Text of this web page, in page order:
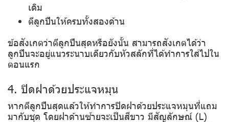
เดิม
ตีลูกปืนให้ครบทั้งสองด้าน
ข้อสังเกตว่าตีลูกปืนสุดหรือยังนั้น สามารถสังเกตได้ว่า
ลูกปืนจะอยู่แนวระนาบเดียวกับหัวสลักที่ได้ทำการใส่ไปใน
ตอนแรก
4. ปิดฝาด้วยประแจหมุน
หากตีลูกปืนสุดแล้วให้ทำการปิดฝาด้วยประแจหมุนที่แถม
มากับชุด โดยฝาด้านซ้ายจะเป็นสีขาว มีสัญลักษณ์ (L)